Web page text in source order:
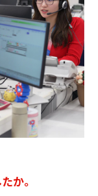
か。